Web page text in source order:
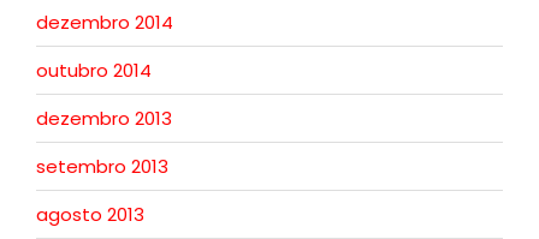
dezembro 2014
outubro 2014
dezembro 2013
setembro 2013
agosto 2013